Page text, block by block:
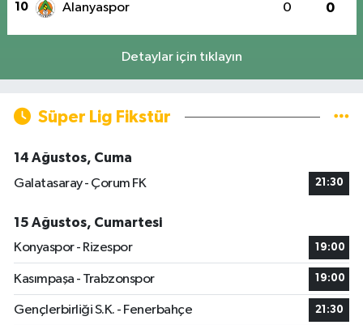
10 Alanyaspor 0 0
Detaylar için tıklayın
Süper Lig Fikstür
14 Ağustos, Cuma
Galatasaray - Çorum FK
21:30
15 Ağustos, Cumartesi
Konyaspor - Rizespor
19:00
Kasımpaşa - Trabzonspor 19:00
Gençlerbirliği S.K. - Fenerbahçe 21:30